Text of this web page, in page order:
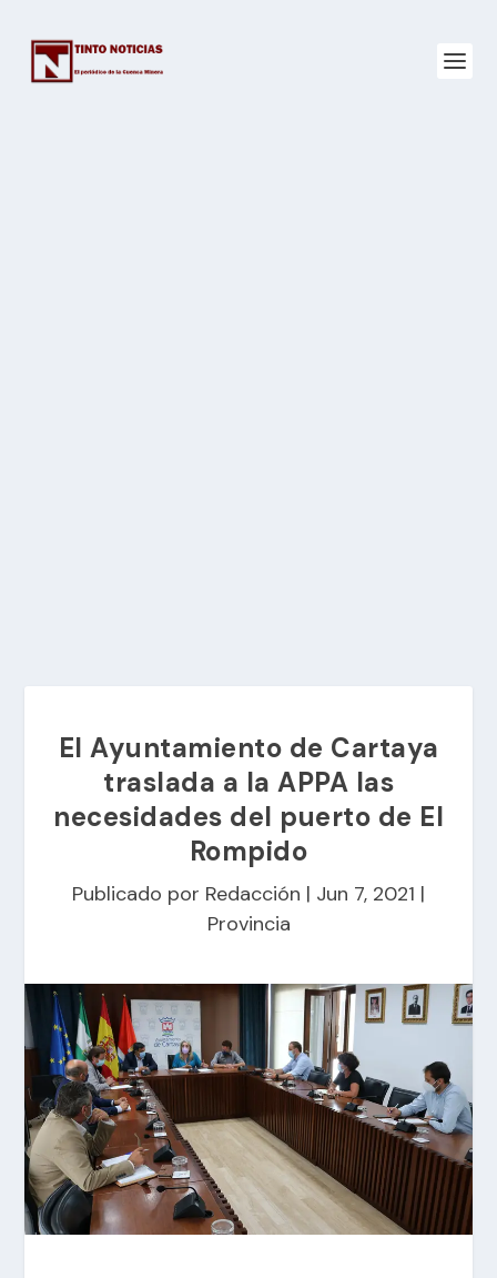
El Ayuntamiento de Cartaya
traslada a la APPA las
necesidades del puerto de El
Rompido
Publicado por Redacción | Jun 7, 2021 |
Provincia